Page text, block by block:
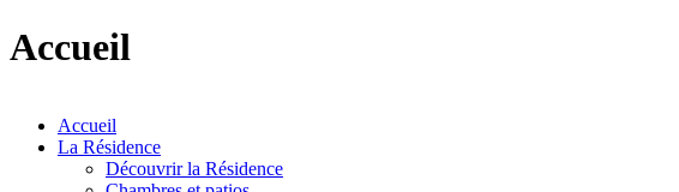
Accueil
Accueil
La Résidence
Découvrir la Résidence